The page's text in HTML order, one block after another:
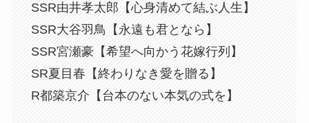
SSR由井孝太郎【心身清めて結ぶ人生】
SSR大谷羽鳥【永遠も君となら】
SSR宮瀬豪【希望へ向かう花嫁行列】
SR夏目春【終わりなき愛を贈る】
R都築京介【台本のない本気の式を】